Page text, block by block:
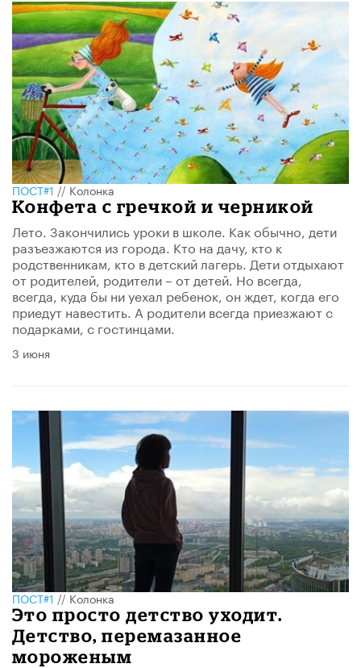
ПОСТ#1//Колонка
Конфета с гречкой и черникой
Лето. Закончились уроки в школе. Как обычно, дети
разъезжаются из города. Кто на дачу, кто к
родственникам, кто в детский лагерь. Дети отдыхают
от родителей, родители – от детей. Но всегда,
всегда, куда бы ни уехал ребенок, он ждет, когда его
приедут навестить. А родители всегда приезжают с
подарками, с гостинцами.
3 июня
ПОСТ#1//Колонка
Это просто детство уходит.
Детство, перемазанное
мороженым